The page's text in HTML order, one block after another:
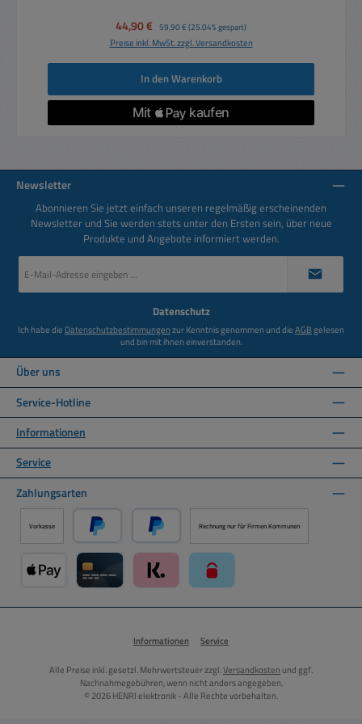
Verkaufspreis:
44,90 € Regulärer Preis:
59,90 € (25.04% gespart)
Preise inkl. MwSt. zzgl. Versandkosten
In den Warenkorb
Newsletter
Abonnieren Sie jetzt einfach unseren regelmäßig erscheinenden
Newsletter und Sie werden stets unter den Ersten sein, über neue
Produkte und Angebote informiert werden.
Mail-
Datenschutz
Ich habe die Datenschutzbestimmungenzur Kenntnis genommen und dieAGBgelesen
und bin mit ihnen einverstanden.
Über uns
Service-Hotline
Informationen
Service
Zahlungsarten
Vorkasse
PayPal Später Bezahlen über PayPal
Rechnung nur für Firmen Kommunen
Informationen Service
Alle Preise inkl. gesetzl. Mehrwertsteuer zzgl.Versandkosten und ggf.
Nachnahmegebühren, wenn nicht anders angegeben.
© 2026 HENRI elektronik - Alle Rechte vorbehalten.